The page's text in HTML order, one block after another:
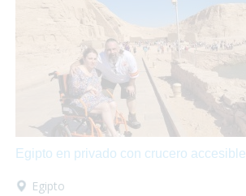
Egipto en privado con crucero accesible
Egipto